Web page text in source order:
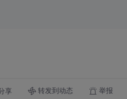
享 转发到动态 举报